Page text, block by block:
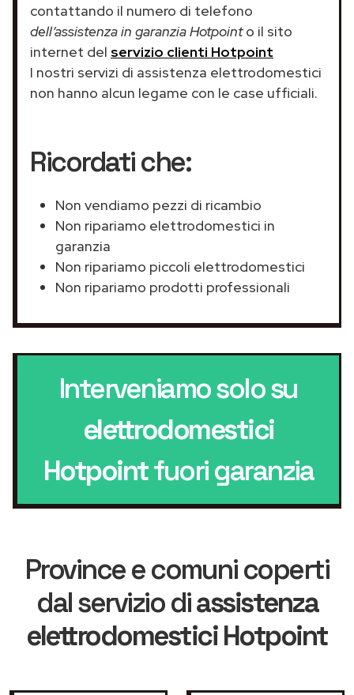
contattando il numero di telefono
dell’assistenza in garanzia Hotpointo il sito
internet del servizio clienti Hotpoint
I nostri servizi di assistenza elettrodomestici
non hanno alcun legame con le case ufficiali.
Ricordati che:
Non vendiamo pezzi di ricambio
Non ripariamo elettrodomestici in
garanzia
Non ripariamo piccoli elettrodomestici
Non ripariamo prodotti professionali
Interveniamo solo su
elettrodomestici
Hotpointfuori garanzia
Province e comuni coperti
dal servizio diassistenza
elettrodomestici Hotpoint